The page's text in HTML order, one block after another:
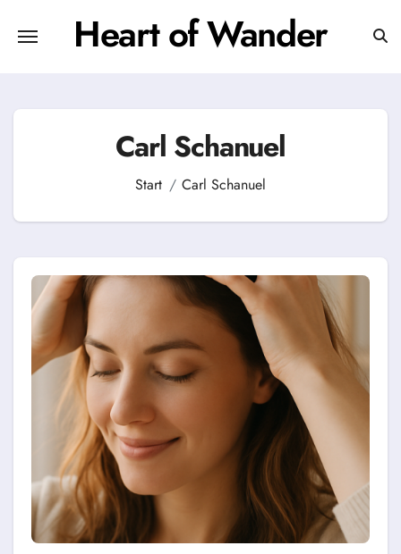
Inhalt
springen
Heart of Wander
Carl Schanuel
Start Carl Schanuel